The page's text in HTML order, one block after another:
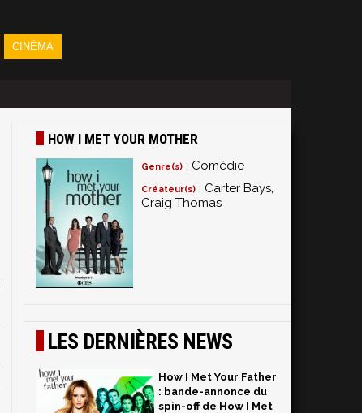
CINÉMA
HOW I MET YOUR MOTHER
Genre(s) : Comédie
Créateur(s) : Carter Bays,
Craig Thomas
LES DERNIÈRES NEWS
How I Met Your Father
: bande-annonce du
spin-off de How I Met